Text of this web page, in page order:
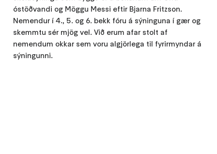
óstöðvandi og Möggu Messi eftir Bjarna Fritzson.
Nemendur í 4., 5. og 6. bekk fóru á sýninguna í gær og
skemmtu sér mjög vel. Við erum afar stolt af
nemendum okkar sem voru algjörlega til fyrirmyndar á
sýningunni.